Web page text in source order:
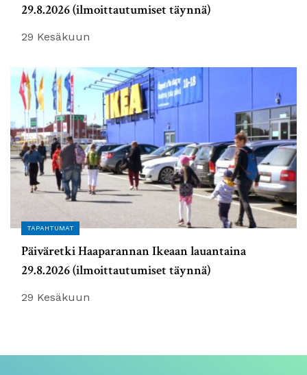
29.8.2026 (ilmoittautumiset täynnä)
29 Kesäkuun
TAPAHTUMAT
Päiväretki Haaparannan Ikeaan lauantaina
29.8.2026 (ilmoittautumiset täynnä)
29 Kesäkuun